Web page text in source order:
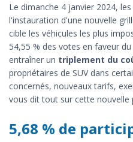
Le dimanche 4 janvier 2024,
l'instauration d'une nouvelle
cible les véhicules les plus
54,55 % des votes en faveur
entraîner un triplement du
propriétaires de SUV dans
concernés, nouveaux tarifs,
vous dit tout sur cette nouvelle
5,68 % de